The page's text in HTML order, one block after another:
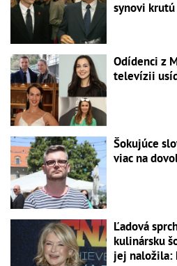
synovi
Odídenci z
televízii
Šokujúce
viac na
Ľadová
kulinársku
jej naložila: